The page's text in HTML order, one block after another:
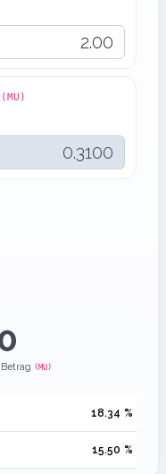
(MU)
(MU)
18.34 %
15.50 %